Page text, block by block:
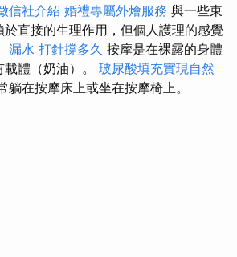
信社介紹 婚禮專屬外燴服務 與一些東
直接的生理作用，但個人護理的感覺
漏水 打針撐多久 按摩是在裸露的身體
體（奶油）。 玻尿酸填充實現自然
躺在按摩床上或坐在按摩椅上。